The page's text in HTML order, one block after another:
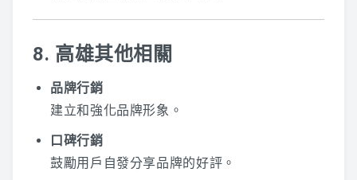
8. 高雄其他相關
品牌行銷
建立和強化品牌形象。
口碑行銷
鼓勵用戶自發分享品牌的好評。